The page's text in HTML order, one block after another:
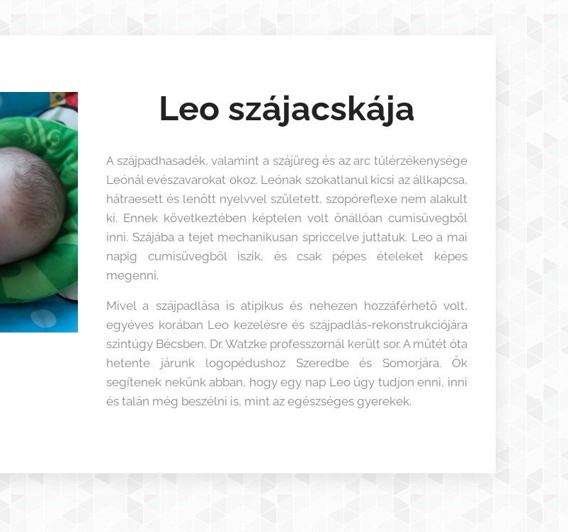
Leo szájacskája
A szájpadhasadék, valamint a szájüreg és az arc túlérzékenysége
Leónál evészavarokat okoz. Leónak szokatlanul kicsi az állkapcsa,
hátraesett és lenőtt nyelvvel született, szopóreflexe nem alakult
ki. Ennek következtében képtelen volt önállóan cumisüvegből
inni. Szájába a tejet mechanikusan spriccelve juttatuk. Leo a mai
napig cumisüvegből iszik, és csak pépes ételeket képes
megenni.
Mivel a szájpadlása is atipikus és nehezen hozzáférhető volt,
egyéves korában Leo kezelésre és szájpadlás-rekonstrukciójára
szintúgy Bécsben, Dr. Watzke professzornál került sor. A műtét óta
hetente járunk logopédushoz Szeredbe és Somorjára. Ők
segítenek nekünk abban, hogy egy nap Leo úgy tudjon enni, inni
és talán még beszélni is, mint az egészséges gyerekek.